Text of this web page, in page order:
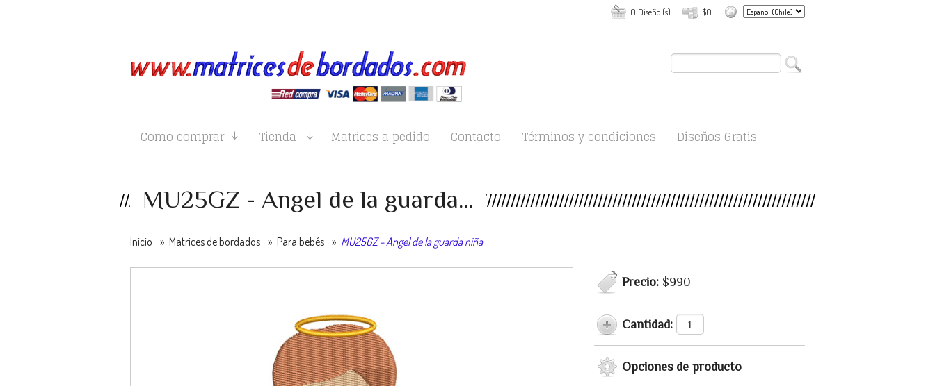
$0
0 Diseño (s)
Como comprar Tienda Matrices a pedido Contacto Términos y condiciones Diseños Gratis
MU25GZ - Angel de la guarda...
Inicio » Matrices de bordados » Para bebés » MU25GZ - Angel de la guarda niña
Precio: $990
Cantidad:
Opciones de producto